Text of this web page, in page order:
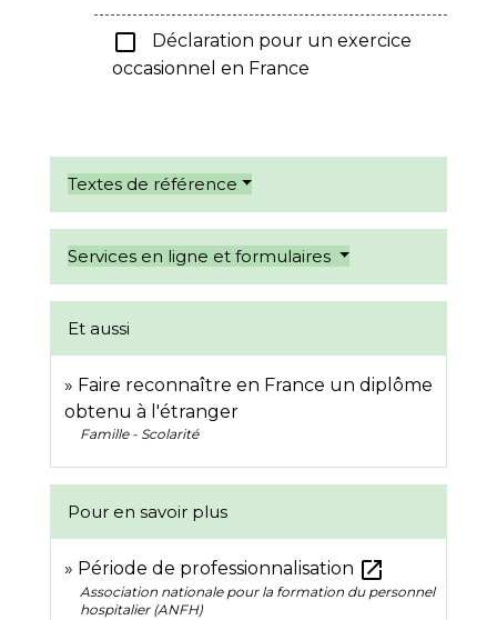
check_box_outline_blank
Déclaration pour un exercice
occasionnel en France
Textes de référence
Services en ligne et formulaires
Et aussi
Faire reconnaître en France un diplôme
obtenu à l'étranger
Famille - Scolarité
Pour en savoir plus
Période de professionnalisation open_in_new
Association nationale pour la formation du personnel
hospitalier (ANFH)